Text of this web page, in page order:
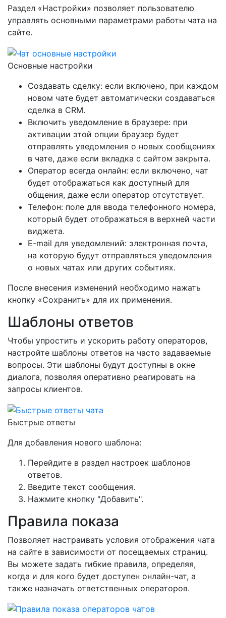
Раздел «Настройки» позволяет пользователю
управлять основными параметрами работы чата на
сайте.
Основные настройки
Создавать сделку: если включено, при каждом
новом чате будет автоматически создаваться
сделка в CRM.
Включить уведомление в браузере: при
активации этой опции браузер будет
отправлять уведомления о новых сообщениях
в чате, даже если вкладка с сайтом закрыта.
Оператор всегда онлайн: если включено, чат
будет отображаться как доступный для
общения, даже если оператор отсутствует.
Телефон: поле для ввода телефонного номера,
который будет отображаться в верхней части
виджета.
E-mail для уведомлений: электронная почта,
на которую будут отправляться уведомления
о новых чатах или других событиях.
После внесения изменений необходимо нажать
кнопку «Сохранить» для их применения.
Шаблоны ответов
Чтобы упростить и ускорить работу операторов,
настройте шаблоны ответов на часто задаваемые
вопросы. Эти шаблоны будут доступны в окне
диалога, позволяя оперативно реагировать на
запросы клиентов.
Быстрые ответы
Для добавления нового шаблона:
Перейдите в раздел настроек шаблонов
ответов.
Введите текст сообщения.
Нажмите кнопку "Добавить".
Правила показа
Позволяет настраивать условия отображения чата
на сайте в зависимости от посещаемых страниц.
Вы можете задать гибкие правила, определяя,
когда и для кого будет доступен онлайн-чат, а
также назначать ответственных операторов.